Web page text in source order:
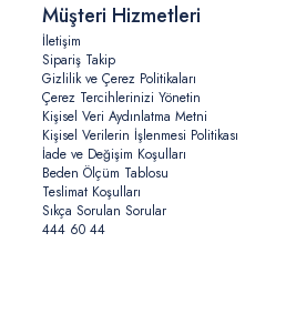
Müşteri Hizmetleri
İletişim
Sipariş Takip
Gizlilik ve Çerez Politikaları
Çerez Tercihlerinizi Yönetin
Kişisel Veri Aydınlatma Metni
Kişisel Verilerin İşlenmesi Politikası
İade ve Değişim Koşulları
Beden Ölçüm Tablosu
Teslimat Koşulları
Sıkça Sorulan Sorular
444 60 44